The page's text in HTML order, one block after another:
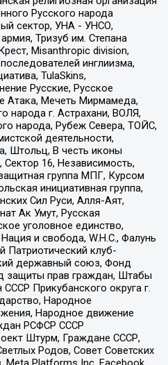
Русского народа
сектор, УНА - УНСО,
Тризуб им. Степана
Misanthropic division,
инглиизма,
TulaSkins,
Русские, Русское
Атака, Мечеть Мирмамеда,
народа г. Астрахани, ВОЛЯ,
народа, Рубеж Севера, ТОЙС,
деятельности,
Штольц, В честь иконы
16, Независимость,
группа МПГ, Курсом
инициативная группа,
Сил Руси, Алля-Аят,
Ак Умут, Русская
уголовное единство,
и свобода, W.H.С., Фалунь
Патриотический клуб-
державный союз, Фонд
защиты прав граждан, Штабы
Прикубанского округа г.
Народное
Народное движение
РСФСР СССР
Штурм, Граждане СССР,
Родов, Совет Советских